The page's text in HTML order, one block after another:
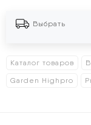
Выбрать
Каталог товаров
Garden Highpro